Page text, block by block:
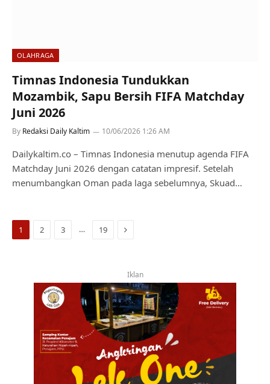
OLAHRAGA
Timnas Indonesia Tundukkan
Mozambik, Sapu Bersih FIFA Matchday
Juni 2026
By Redaksi Daily Kaltim 10/06/2026 1:26 AM
Dailykaltim.co – Timnas Indonesia menutup agenda FIFA
Matchday Juni 2026 dengan catatan impresif. Setelah
menumbangkan Oman pada laga sebelumnya, Skuad…
1 2 3 … 19 Next
Iklan